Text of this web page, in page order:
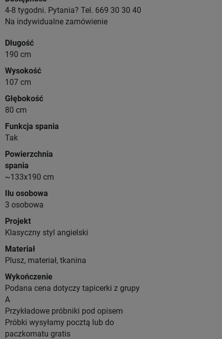
4-8 tygodni. Pytania? Tel. 669 30 30 40
Na indywidualne zamówienie
Długość
190 cm
Wysokość
107 cm
Głębokość
80 cm
Funkcja spania
Tak
Powierzchnia
spania
~133x190 cm
Ilu osobowa
3 osobowa
Projekt
Klasyczny styl angielski
Materiał
Plusz, materiał, tkanina
Wykończenie
Podana cena dotyczy tapicerki z grupy
A
Przykładowe próbniki pod opisem
Próbki wysyłamy pocztą lub do
paczkomatu gratis